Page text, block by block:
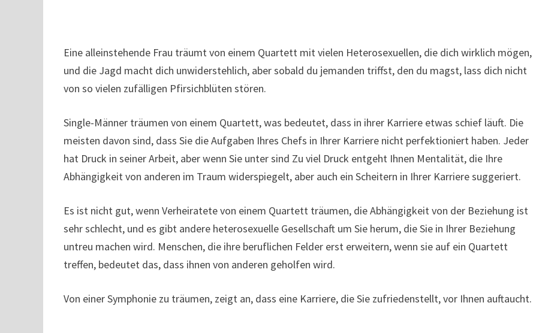
Eine alleinstehende Frau träumt von einem Quartett mit vielen Heterosexuellen, die dich wirklich mögen,
und die Jagd macht dich unwiderstehlich, aber sobald du jemanden triffst, den du magst, lass dich nicht
von so vielen zufälligen Pfirsichblüten stören.
Single-Männer träumen von einem Quartett, was bedeutet, dass in ihrer Karriere etwas schief läuft. Die
meisten davon sind, dass Sie die Aufgaben Ihres Chefs in Ihrer Karriere nicht perfektioniert haben. Jeder
hat Druck in seiner Arbeit, aber wenn Sie unter sind Zu viel Druck entgeht Ihnen Mentalität, die Ihre
Abhängigkeit von anderen im Traum widerspiegelt, aber auch ein Scheitern in Ihrer Karriere suggeriert.
Es ist nicht gut, wenn Verheiratete von einem Quartett träumen, die Abhängigkeit von der Beziehung ist
sehr schlecht, und es gibt andere heterosexuelle Gesellschaft um Sie herum, die Sie in Ihrer Beziehung
untreu machen wird. Menschen, die ihre beruflichen Felder erst erweitern, wenn sie auf ein Quartett
treffen, bedeutet das, dass ihnen von anderen geholfen wird.
Von einer Symphonie zu träumen, zeigt an, dass eine Karriere, die Sie zufriedenstellt, vor Ihnen auftaucht.